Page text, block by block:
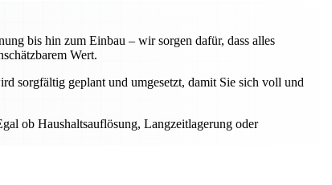
bis hin zum Einbau – wir sorgen dafür, dass alles
Wert.
sorgfältig geplant und umgesetzt, damit Sie sich voll und
ob Haushaltsauflösung, Langzeitlagerung oder